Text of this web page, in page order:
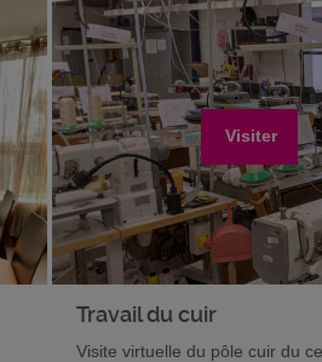
Visiter
Travail du cuir
Visite virtuelle du pôle cuir du